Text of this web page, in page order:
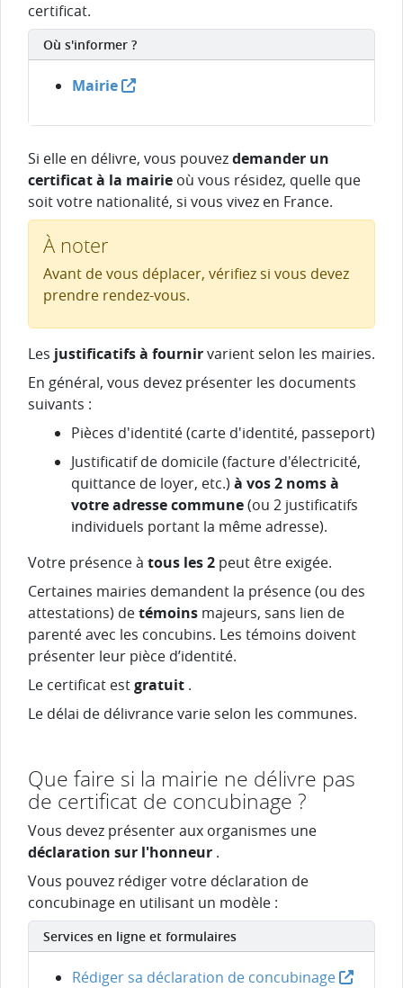
certificat.
Où s'informer ?
Mairie
Si elle en délivre, vous pouvezdemander un
certificat à la mairie où vous résidez, quelle que
soit votre nationalité, si vous vivez en France.
À noter
Avant de vous déplacer, vérifiez si vous devez
prendre rendez-vous.
Les justificatifs à fournirvarient selon les mairies.
En général, vous devez présenter les documents
suivants :
Pièces d'identité (carte d'identité, passeport)
Justificatif de domicile (facture d'électricité,
quittance de loyer, etc.) à vos 2 noms à
votre adresse commune(ou 2 justificatifs
individuels portant la même adresse).
Votre présence à tous les 2 peut être exigée.
Certaines mairies demandent la présence (ou des
attestations) detémoins majeurs, sans lien de
parenté avec les concubins. Les témoins doivent
présenter leur pièce d’identité.
Le certificat estgratuit .
Le délai de délivrance varie selon les communes.
Que faire si la mairie ne délivre pas
de certificat de concubinage ?
Vous devez présenter aux organismes une
déclaration sur l'honneur .
Vous pouvez rédiger votre déclaration de
concubinage en utilisant un modèle :
Services en ligne et formulaires
Rédiger sa déclaration de concubinage